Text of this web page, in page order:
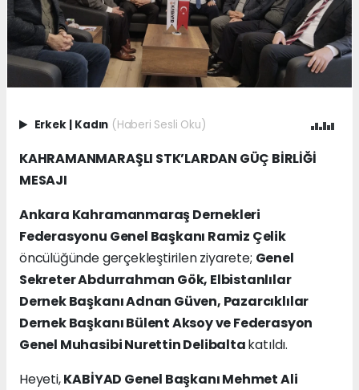
Erkek | Kadın (Haberi Sesli Oku)
KAHRAMANMARAŞLI STK’LARDAN GÜÇ BİRLİĞİ
MESAJI
Ankara Kahramanmaraş Dernekleri
Federasyonu Genel Başkanı Ramiz Çelik
öncülüğünde gerçekleştirilen ziyarete; Genel
Sekreter Abdurrahman Gök, Elbistanlılar
Dernek Başkanı Adnan Güven, Pazarcıklılar
Dernek Başkanı Bülent Aksoy ve Federasyon
Genel Muhasibi Nurettin Delibaltakatıldı.
Heyeti,KABİYAD Genel Başkanı Mehmet Ali